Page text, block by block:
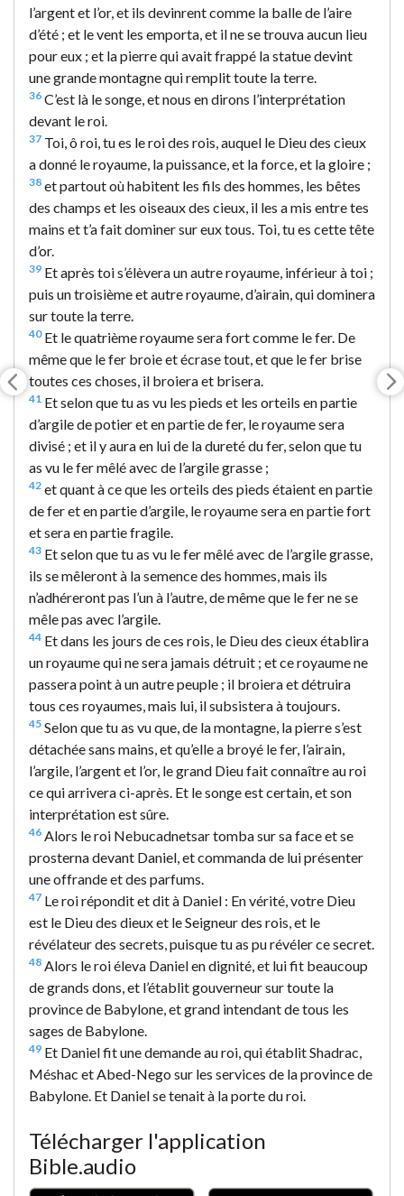
l’argent et l’or, et ils devinrent comme la balle de l’aire
d’été ; et le vent les emporta, et il ne se trouva aucun lieu
pour eux ; et la pierre qui avait frappé la statue devint
une grande montagne qui remplit toute la terre.
36 C’est là le songe, et nous en dirons l’interprétation
devant le roi.
37 Toi, ô roi, tu es le roi des rois, auquel le Dieu des cieux
a donné le royaume, la puissance, et la force, et la gloire ;
38 et partout où habitent les fils des hommes, les bêtes
des champs et les oiseaux des cieux, il les a mis entre tes
mains et t’a fait dominer sur eux tous. Toi, tu es cette tête
d’or.
39 Et après toi s’élèvera un autre royaume, inférieur à toi ;
puis un troisième et autre royaume, d’airain, qui dominera
sur toute la terre.
40Et le quatrième royaume sera fort comme le fer. De
même que le fer broie et écrase tout, et que le fer brise
toutes ces choses, il broiera et brisera.
41 Et selon que tu as vu les pieds et les orteils en partie
d’argile de potier et en partie de fer, le royaume sera
divisé ; et il y aura en lui de la dureté du fer, selon que tu
as vu le fer mêlé avec de l’argile grasse ;
42 et quant à ce que les orteils des pieds étaient en partie
de fer et en partie d’argile, le royaume sera en partie fort
et sera en partie fragile.
43 Et selon que tu as vu le fer mêlé avec de l’argile grasse,
ils se mêleront à la semence des hommes, mais ils
n’adhéreront pas l’un à l’autre, de même que le fer ne se
mêle pas avec l’argile.
44 Et dans les jours de ces rois, le Dieu des cieux établira
un royaume qui ne sera jamais détruit ; et ce royaume ne
passera point à un autre peuple ; il broiera et détruira
tous ces royaumes, mais lui, il subsistera à toujours.
45 Selon que tu as vu que, de la montagne, la pierre s’est
détachée sans mains, et qu’elle a broyé le fer, l’airain,
l’argile, l’argent et l’or, le grand Dieu fait connaître au roi
ce qui arrivera ci-après. Et le songe est certain, et son
interprétation est sûre.
46 Alors le roi Nebucadnetsar tomba sur sa face et se
prosterna devant Daniel, et commanda de lui présenter
une offrande et des parfums.
47 Le roi répondit et dit à Daniel : En vérité, votre Dieu
est le Dieu des dieux et le Seigneur des rois, et le
révélateur des secrets, puisque tu as pu révéler ce secret.
48 Alors le roi éleva Daniel en dignité, et lui fit beaucoup
de grands dons, et l’établit gouverneur sur toute la
province de Babylone, et grand intendant de tous les
sages de Babylone.
49 Et Daniel fit une demande au roi, qui établit Shadrac,
Méshac et Abed-Nego sur les services de la province de
Babylone. Et Daniel se tenait à la porte du roi.
Télécharger l'application
Bible.audio